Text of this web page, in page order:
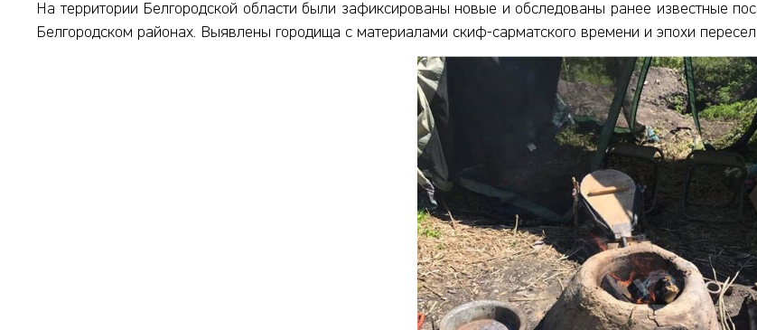
На территории Белгородской области были зафиксированы новые и обследованы ранее известные
Белгородском районах. Выявлены городища с материалами скиф-сарматского времени и эпохи